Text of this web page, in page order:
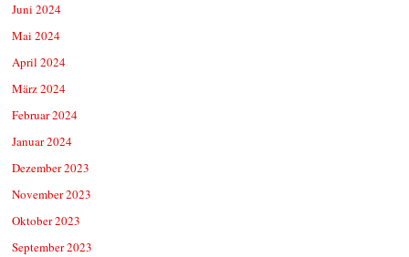
Juni 2024
Mai 2024
April 2024
März 2024
Februar 2024
Januar 2024
Dezember 2023
November 2023
Oktober 2023
September 2023